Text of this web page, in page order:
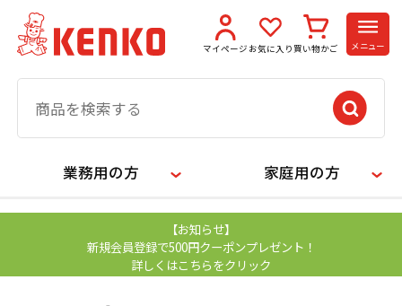
マイページ お気に入り 買い物かご メニュー
業務用の方 家庭用の方
【お知らせ】
新規会員登録で500円クーポンプレゼント！
詳しくはこちらをクリック